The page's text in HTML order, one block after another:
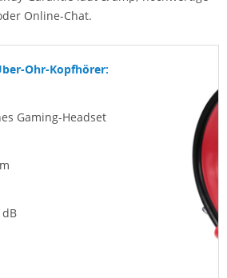
Online-Chat.
Ohr-Kopfhörer:
Gaming-Headset